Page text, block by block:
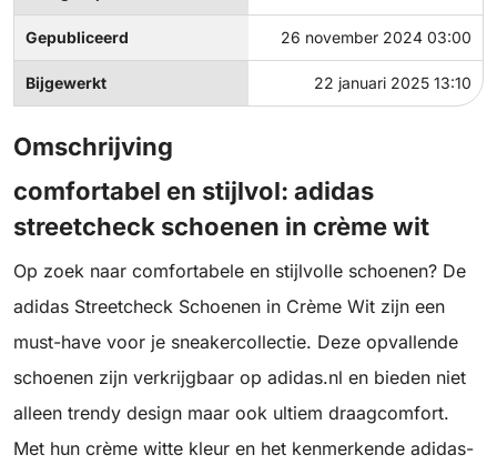
Gepubliceerd 26 november 2024 03:00
Bijgewerkt 22 januari 2025 13:10
Omschrijving
comfortabel en stijlvol: adidas
streetcheck schoenen in crème wit
Op zoek naar comfortabele en stijlvolle schoenen? De
adidas Streetcheck Schoenen in Crème Wit zijn een
must-have voor je sneakercollectie. Deze opvallende
schoenen zijn verkrijgbaar op adidas.nl en bieden niet
alleen trendy design maar ook ultiem draagcomfort.
Met hun crème witte kleur en het kenmerkende adidas-